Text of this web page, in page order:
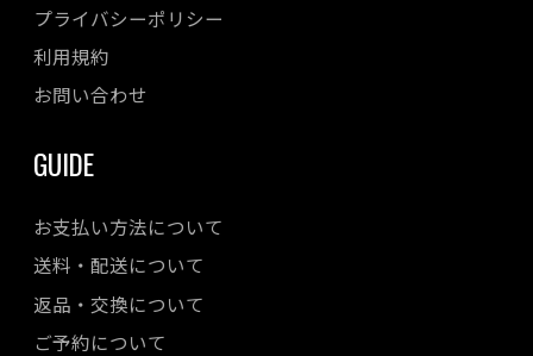
プライバシーポリシー
利用規約
お問い合わせ
GUIDE
お支払い方法について
送料・配送について
返品・交換について
ご予約について